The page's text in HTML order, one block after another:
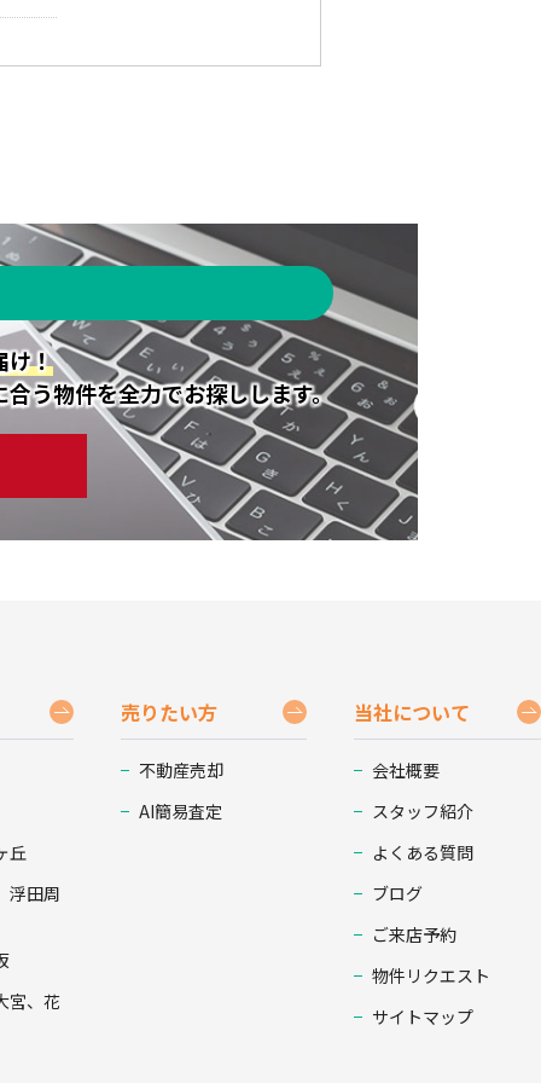
け！
う物件を全力でお探しします。
丘
浮田周
宮、花
売りたい方
不動産売却
AI簡易査定
当社について
会社概要
スタッフ紹介
よくある質問
ブログ
ご来店予約
物件リクエスト
サイトマップ